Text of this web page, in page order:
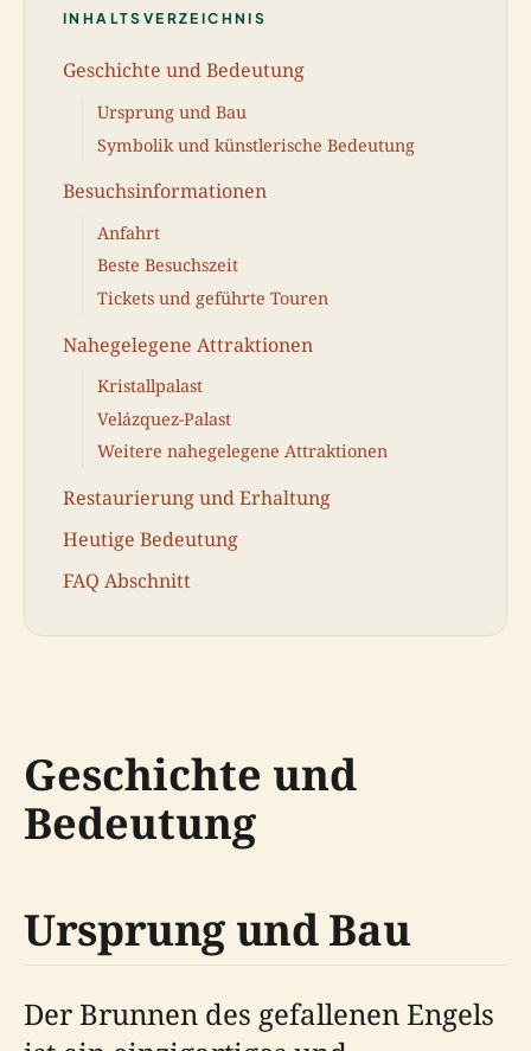
INHALTSVERZEICHNIS
Geschichte und Bedeutung
Ursprung und Bau
Symbolik und künstlerische Bedeutung
Besuchsinformationen
Anfahrt
Beste Besuchszeit
Tickets und geführte Touren
Nahegelegene Attraktionen
Kristallpalast
Velázquez-Palast
Weitere nahegelegene Attraktionen
Restaurierung und Erhaltung
Heutige Bedeutung
FAQ Abschnitt
Geschichte und
Bedeutung
Ursprung und Bau
Der Brunnen des gefallenen Engels